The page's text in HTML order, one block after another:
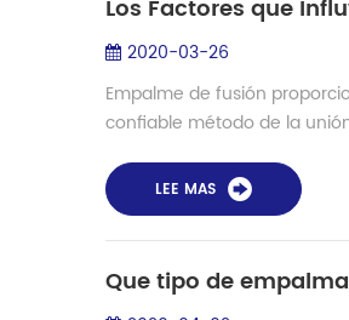
Los Factores que
2020-03-26
Empalme de fusión
confiable método de la
LEE MAS
Que tipo de